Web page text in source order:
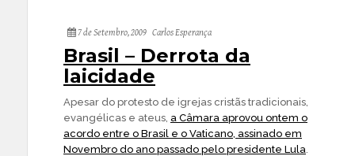
7 de Setembro, 2009 Carlos Esperança
Brasil – Derrota da
laicidade
Apesar do protesto de igrejas cristãs tradicionais,
evangélicas e ateus, a Câmara aprovou ontem o
acordo entre o Brasil e o Vaticano, assinado em
Novembro do ano passado pelo presidente Lula.